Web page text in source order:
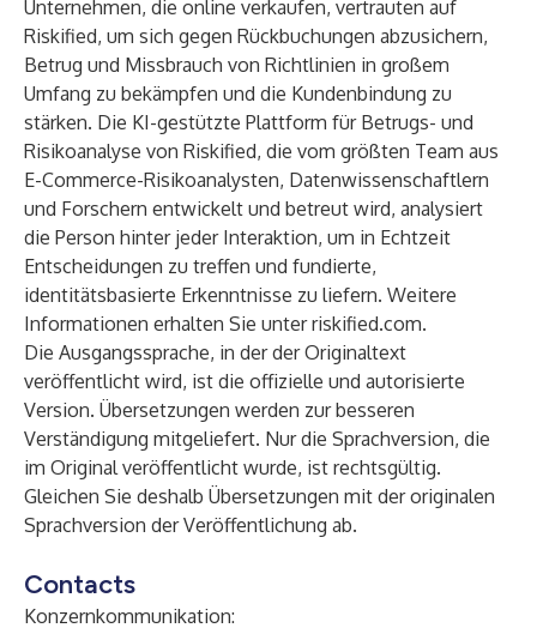
Unternehmen, die online verkaufen, vertrauten auf
Riskified, um sich gegen Rückbuchungen abzusichern,
Betrug und Missbrauch von Richtlinien in großem
Umfang zu bekämpfen und die Kundenbindung zu
stärken. Die KI-gestützte Plattform für Betrugs- und
Risikoanalyse von Riskified, die vom größten Team aus
E-Commerce-Risikoanalysten, Datenwissenschaftlern
und Forschern entwickelt und betreut wird, analysiert
die Person hinter jeder Interaktion, um in Echtzeit
Entscheidungen zu treffen und fundierte,
identitätsbasierte Erkenntnisse zu liefern. Weitere
Informationen erhalten Sie unter riskified.com.
Die Ausgangssprache, in der der Originaltext
veröffentlicht wird, ist die offizielle und autorisierte
Version. Übersetzungen werden zur besseren
Verständigung mitgeliefert. Nur die Sprachversion, die
im Original veröffentlicht wurde, ist rechtsgültig.
Gleichen Sie deshalb Übersetzungen mit der originalen
Sprachversion der Veröffentlichung ab.
Contacts
Konzernkommunikation: